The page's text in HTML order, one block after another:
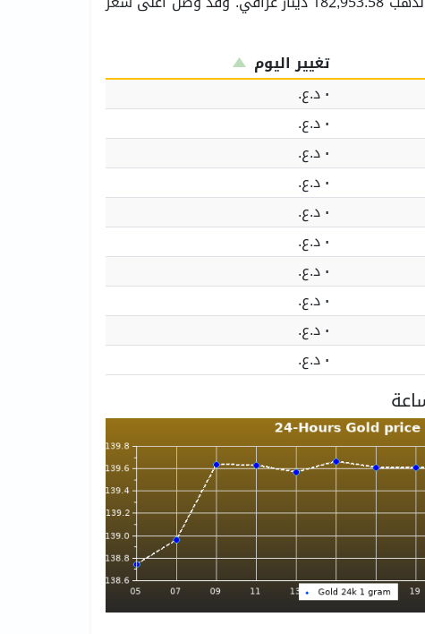
تغيير اليوم
٠ د.ع.‏
٠ د.ع.‏
٠ د.ع.‏
٠ د.ع.‏
٠ د.ع.‏
٠ د.ع.‏
٠ د.ع.‏
٠ د.ع.‏
٠ د.ع.‏
٠ د.ع.‏